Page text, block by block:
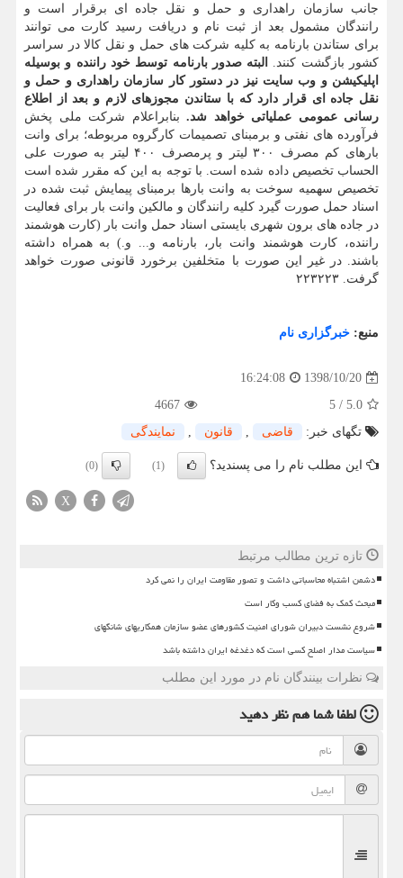
جانب سازمان راهداری و حمل و نقل جاده ای برقرار است و
رانندگان مشمول بعد از ثبت نام و دریافت رسید كارت می توانند
برای ستاندن بارنامه به كلیه شركت های حمل و نقل كالا در سراسر
كشور بازگشت كنند.
البته صدور بارنامه توسط خود راننده و بوسیله
اپلیكیشن و وب سایت نیز در دستور كار سازمان راهداری و حمل و
نقل جاده ای قرار دارد كه با ستاندن مجوزهای لازم و بعد از اطلاع
رسانی عمومی عملیاتی خواهد شد. بنابراعلام شركت ملی پخش
فرآورده های نفتی و برمبنای تصمیمات كارگروه مربوطه؛ برای وانت
بارهای كم مصرف ۳۰۰ لیتر و پرمصرف ۴۰۰ لیتر به صورت علی
الحساب تخصیص داده شده است. با توجه به این كه مقرر شده است
تخصیص سهمیه سوخت به وانت بارها برمبنای پیمایش ثبت شده در
اسناد حمل صورت گیرد كلیه رانندگان و مالكین وانت بار برای فعالیت
در جاده های برون شهری بایستی اسناد حمل وانت بار (كارت هوشمند
راننده، كارت هوشمند وانت بار، بارنامه و... و.) به همراه داشته
باشند. در غیر این صورت با متخلفین برخورد قانونی صورت خواهد
گرفت. ۲۲۳۲۲۳
منبع: خبرگزاری نام
1398/10/20
16:24:08
5.0
/
5
4667
تگهای خبر:
قاضی , قانون , نمایندگی
این مطلب نام را می پسندید؟ (1)
(0)
X
تازه ترین مطالب مرتبط
دشمن اشتباه محاسباتی داشت و تصور مقاومت ایران را نمی کرد
مبحث کمک به فضای کسب وکار است
شروع نشست دبیران شورای امنیت کشورهای عضو سازمان همکاریهای شانگهای
سیاست مدار اصلح کسی است که دغدغه ایران داشته باشد
نظرات بینندگان نام در مورد این مطلب
لطفا شما همنظر دهید